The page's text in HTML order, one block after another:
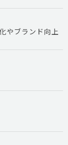
やブランド向上